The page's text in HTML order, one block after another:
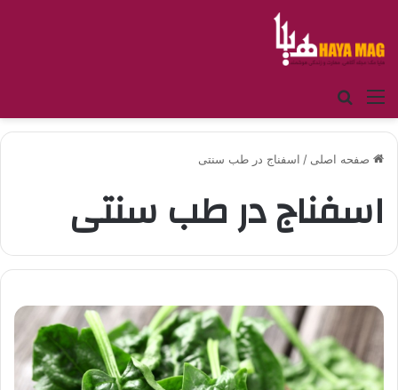
منو
صفحه اصلی / اسفناج در طب سنتی
اسفناج در طب سنتی